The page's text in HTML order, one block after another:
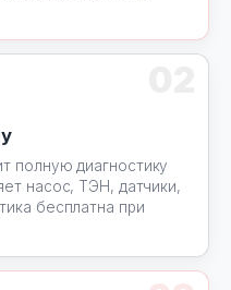
полную диагностику
насос, ТЭН, датчики,
бесплатна при